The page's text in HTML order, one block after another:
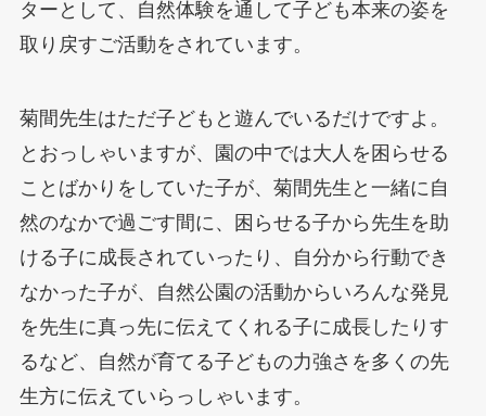
ターとして、自然体験を通して子ども本来の姿を
取り戻すご活動をされています。
菊間先生はただ子どもと遊んでいるだけですよ。
とおっしゃいますが、園の中では大人を困らせる
ことばかりをしていた子が、菊間先生と一緒に自
然のなかで過ごす間に、困らせる子から先生を助
ける子に成長されていったり、自分から行動でき
なかった子が、自然公園の活動からいろんな発見
を先生に真っ先に伝えてくれる子に成長したりす
るなど、自然が育てる子どもの力強さを多くの先
生方に伝えていらっしゃいます。